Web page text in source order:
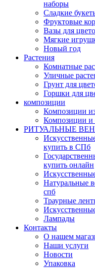
наборы
Сладкие
Фруктовые
Вазы для
Мягкие
Новый год
Растения
Комнатные
Уличные
Грунт для
Горшки для
композиции
Композиции
Композиции и
РИТУАЛЬНЫЕ
купить в СПб
купить онлайн
Натуральные
спб
Траурные
Лампады
Контакты
О нашем
Наши услуги
Новости
Упаковка